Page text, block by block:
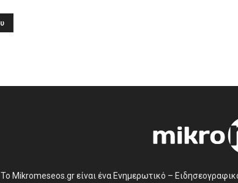
Το Mikromeseos.gr είναι ένα Ενημερωτικό –